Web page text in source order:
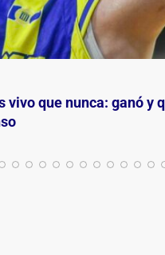
de Mitre: con la
soñando